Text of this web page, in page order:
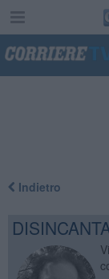
Indietro